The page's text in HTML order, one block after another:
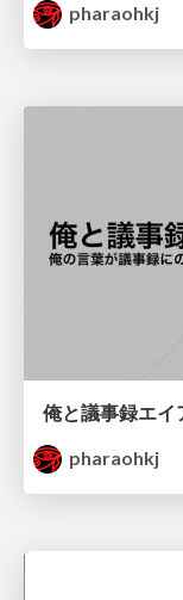
pharaohkj
pharaohkj